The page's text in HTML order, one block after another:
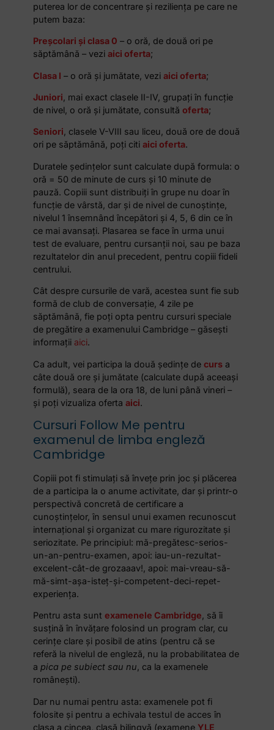
puterea lor de concentrare și reziliența pe care ne
putem baza:
Preșcolari și clasa 0 – o oră, de două ori pe
săptămână – veziaici oferta;
Clasa I – o oră și jumătate, veziaici oferta;
Juniori, mai exact clasele II-IV, grupați în funcție
de nivel, o oră și jumătate, consultăoferta;
Seniori, clasele V-VIII sau liceu, două ore de două
ori pe săptămână, poți citiaici oferta.
Duratele ședințelor sunt calculate după formula: o
oră = 50 de minute de curs și 10 minute de
pauză. Copiii sunt distribuiți în grupe nu doar în
funcție de vârstă, dar și de nivel de cunoștințe,
nivelul 1 însemnând începători și 4, 5, 6 din ce în
ce mai avansați. Plasarea se face în urma unui
test de evaluare, pentru cursanții noi, sau pe baza
rezultatelor din anul precedent, pentru copiii fideli
centrului.
Cât despre cursurile de vară, acestea sunt fie sub
formă de club de conversație, 4 zile pe
săptămână, fie poți opta pentru cursuri speciale
de pregătire a examenului Cambridge – găsești
informații aici.
Ca adult, vei participa la două ședințe decurs a
câte două ore și jumătate (calculate după aceeași
formulă), seara de la ora 18, de luni până vineri –
și poți vizualiza ofertaaici.
Cursuri Follow Me pentru
examenul de limba engleză
Cambridge
Copiii pot fi stimulați să învețe prin joc și plăcerea
de a participa la o anume activitate, dar și printr-o
perspectivă concretă de certificare a
cunoștințelor, în sensul unui examen recunoscut
internațional și organizat cu mare rigurozitate și
seriozitate. Pe principiul: mă-pregătesc-serios-
un-an-pentru-examen, apoi: iau-un-rezultat-
excelent-cât-de grozaaav!, apoi: mai-vreau-să-
mă-simt-așa-isteț-și-competent-deci-repet-
experiența.
Pentru asta suntexamenele Cambridge, să îi
susțină în învățare folosind un program clar, cu
cerințe clare și posibil de atins (pentru că se
referă la nivelul de engleză, nu la probabilitatea de
a pica pe subiect sau nu, ca la examenele
românești).
Dar nu numai pentru asta: examenele pot fi
folosite și pentru a echivala testul de acces în
clasa a cincea, clasă bilingvă (examene YLE